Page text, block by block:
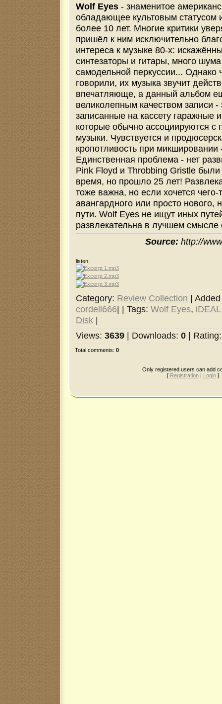
Wolf Eyes - знаменитое
обладающее культовым
более 10 лет. Многие критики
пришёл к ним исключительно
интереса к музыке 80-х:
синтезаторы и гитары, много
самодельной перкуссии... Однако
говорили, их музыка звучит
впечатляюще, а данный альбом
великолепным качеством записи -
записанные на кассету гаражные
которые обычно ассоциируются с
музыки. Чувствуется и
кропотливость при микшировании
Единственная проблема - нет
Pink Floyd и Throbbing Gristle
время, но прошло 25 лет!
тоже важна, но если хочется чего-
авангардного или просто нового,
пути. Wolf Eyes не ищут иных
развлекательна в лучшем смысле
Source: http://
listen:
Excerpt 1.mp3
Excerpt 2.mp3
Excerpt 3.mp3
Category: Review Collection |
cordell666| | Tags: Wolf Eyes,
Disk |
Views: 3639 | Downloads: 0 | Rating
Total comments: 0
Only registered users can add
[ Registration| Login]